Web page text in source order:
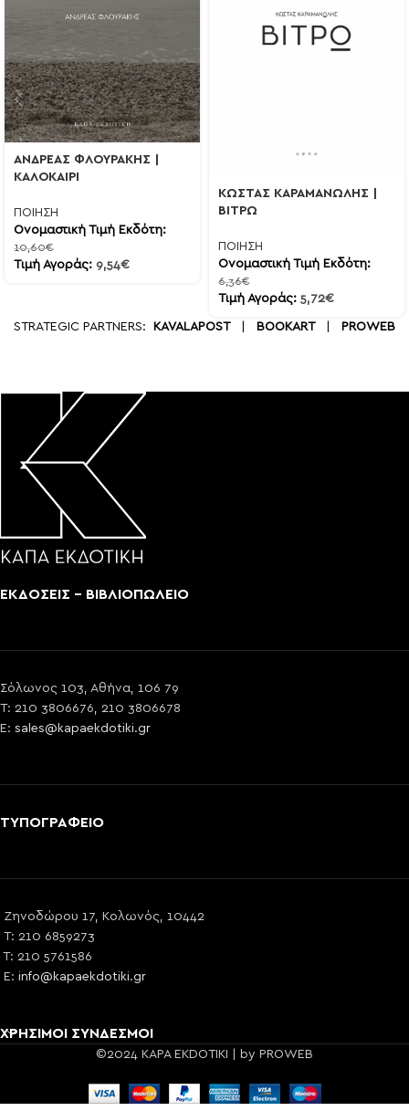
ΑΝΔΡΕΑΣ ΦΛΟΥΡΑΚΗΣ |
ΚΑΛΟΚΑΙΡΙ
ΠΟΙΗΣΗ
Ονομαστική Τιμή Εκδότη:
10,60€
Τιμή Αγοράς: 9,54€
ΚΩΣΤΑΣ ΚΑΡΑΜΑΝΩΛΗΣ |
ΒΙΤΡΩ
ΠΟΙΗΣΗ
Ονομαστική Τιμή Εκδότη:
6,36€
Τιμή Αγοράς: 5,72€
STRATEGIC PARTNERS: KAVALAPOST| BOOKART| PROWEB
ΕΚΔΟΣΕΙΣ - ΒΙΒΛΙΟΠΩΛΕΙΟ
Σόλωνος 103, Αθήνα, 106 79
T: 210 3806676, 210 3806678
E: sales@kapaekdotiki.gr
ΤΥΠΟΓΡΑΦΕΙΟ
Ζηνοδώρου 17, Κολωνός, 10442
T: 210 6859273
T: 210 5761586
E: info@kapaekdotiki.gr
ΧΡΗΣΙΜΟΙ ΣΥΝΔΕΣΜΟΙ
©2024 KAPA EKDOTIKI | by PROWEB